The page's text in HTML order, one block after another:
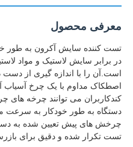
خانه
محصولات
دربارهی ما
معرفی محصول
تست کننده سایش آکرون به طور
در برابر سایش لاستیک و مواد
است.آن را با اندازه گیری از
اصطکاک مداوم با یک چرخ آسیاب
کندکاربران می توانند چرخه های
دستگاه به طور خودکار به سرعت
چرخش های پیش تعیین شده به دست
تست تکرار شده و دقیق برای